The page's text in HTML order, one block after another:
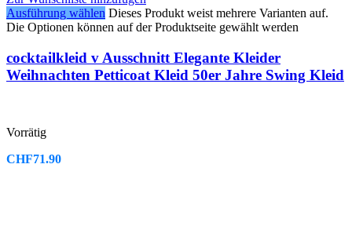
Ausführung wählen Dieses Produkt weist mehrere Varianten auf.
Die Optionen können auf der Produktseite gewählt werden
cocktailkleid v Ausschnitt Elegante Kleider
Weihnachten Petticoat Kleid 50er Jahre Swing Kleid
Vorrätig
CHF71.90